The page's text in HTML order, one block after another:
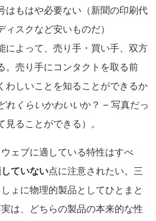
はもはや必要ない（新聞の印刷代
スクなど安いものだ）
によって、売り手・買い手、双方
。売り手にコンタクトを取る前
わしいことを知ることができるか
れくらいかわいいか？ – 写真だっ
ることができる）。
ェブに適している特性はすべ
ていない点に注意されたい。三
ょに物理的製品としてひとまと
は、どちらの製品の本来的な性